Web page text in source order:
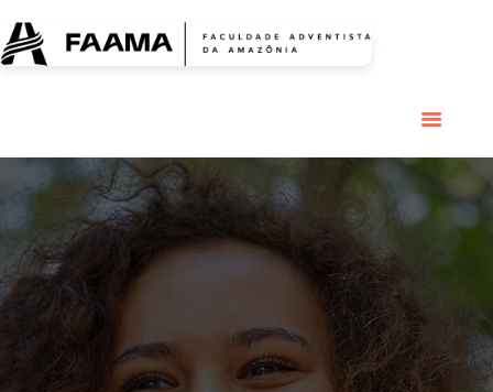
COLÉGIO
GRADUAÇÃO
PÓS GRADUAÇÃO
BIBLIOTECA
PESQUISA E
INSTITUCIONAL